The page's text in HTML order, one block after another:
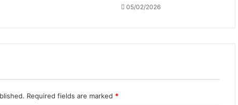
05/02/2026
Required fields are marked *